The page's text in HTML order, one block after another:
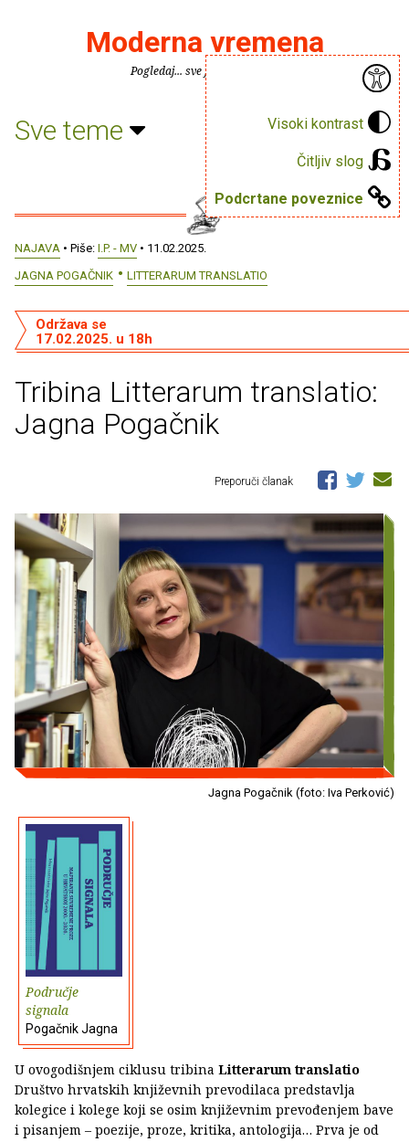
Visoki kontrast
Čitljiv slog
Podcrtane poveznice
Moderna vremena
Pogledaj... sve je puno knjiga.
Sve teme
NAJAVA • Piše: I.P. - MV • 11.02.2025.
JAGNA POGAČNIK
LITTERARUM TRANSLATIO
Tribina Litterarum translatio:
Jagna Pogačnik
Održava se
17.02.2025. u 18h
Preporuči članak
Jagna Pogačnik (foto: Iva Perković)
Područje
signala
Pogačnik Jagna
U ovogodišnjem ciklusu tribina Litterarum translatio
Društvo hrvatskih književnih prevodilaca predstavlja
kolegice i kolege koji se osim književnim prevođenjem bave
i pisanjem – poezije, proze, kritika, antologija… Prva je od